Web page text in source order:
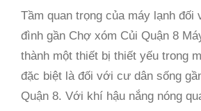
Tầm quan trọng của máy lạnh đối
đình gần Chợ xóm Củi Quận 8
thành một thiết bị thiết yếu trong
đặc biệt là đối với cư dân sống
Quận 8. Với khí hậu nắng nóng